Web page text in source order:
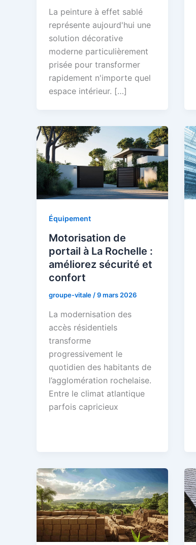
La peinture à effet sablé
représente aujourd'hui une
solution décorative
moderne particulièrement
prisée pour transformer
rapidement n'importe quel
espace intérieur. […]
Équipement
Motorisation de
portail à La Rochelle :
améliorez sécurité et
confort
groupe-vitale/9 mars 2026
La modernisation des
accès résidentiels
transforme
progressivement le
quotidien des habitants de
l’agglomération rochelaise.
Entre le climat atlantique
parfois capricieux